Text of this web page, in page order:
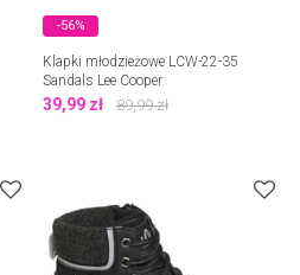
-56%
Klapki młodzieżowe LCW-22-35
Sandals Lee Cooper
39,99 zł 89,99zł